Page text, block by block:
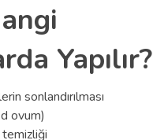
Yapılır?
sonlandırılması
ovum)
temizliği